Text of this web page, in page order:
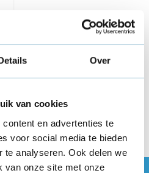
Over
van cookies
en advertenties te
voor social media te bieden
te analyseren. Ook delen we
van onze site met onze